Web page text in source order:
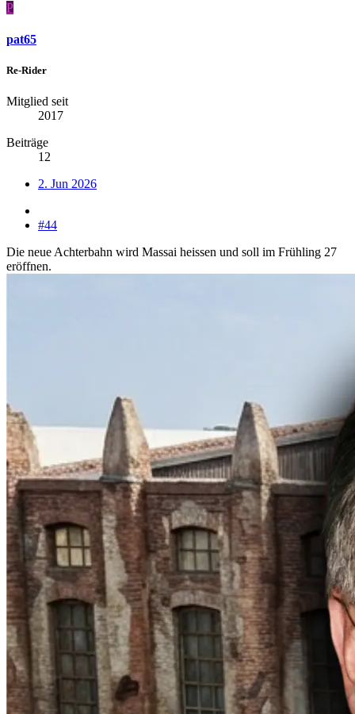
P
pat65
Re-Rider
Mitglied seit
2017
Beiträge
12
2. Jun 2026
#44
Die neue Achterbahn wird Massai heissen und soll im Frühling 27
eröffnen.